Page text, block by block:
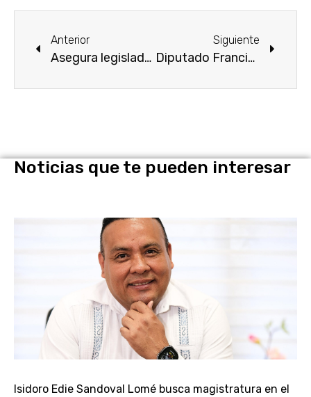
Anterior
Asegura legisladora Andy Gordillo derechos y cuidado para perros guía y animales de servicio
Siguiente
Diputado Francisco Erik Sánchez Celebra el Comienzo de la Rehabilitación del Libramiento Estatal Yecapixtla-Ocuituco
Noticias que te pueden interesar
Isidoro Edie Sandoval Lomé busca magistratura en el